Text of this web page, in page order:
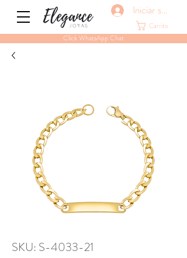
Carrito
Click WhatsApp Chat
Iniciar sesión
SKU: S-4033-21